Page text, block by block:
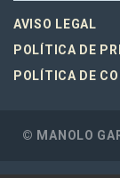
AVISO LEGAL
POLÍTICA DE
POLÍTICA DE
© MANOLO